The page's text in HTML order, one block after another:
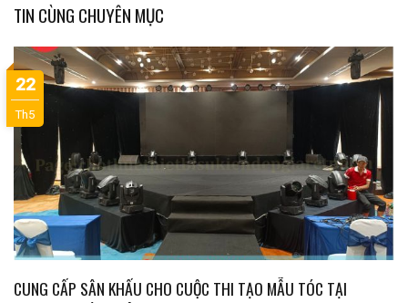
TIN CÙNG CHUYÊN MỤC
CUNG CẤP SÂN KHẤU CHO CUỘC THI TẠO MẪU TÓC TẠI
22
Th5